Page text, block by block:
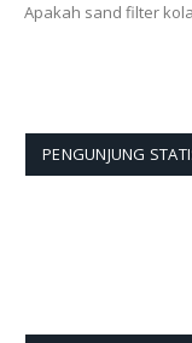
Apakah sand filter
PENGUNJUNG